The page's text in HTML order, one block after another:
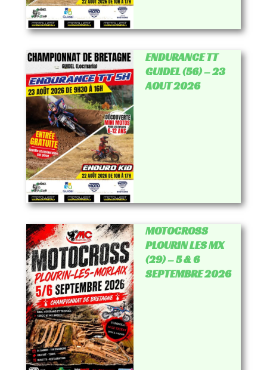
ENDURANCE TT
GUIDEL (56) – 23
AOUT 2026
MOTOCROSS
PLOURIN LES MX
(29) – 5 & 6
SEPTEMBRE 2026